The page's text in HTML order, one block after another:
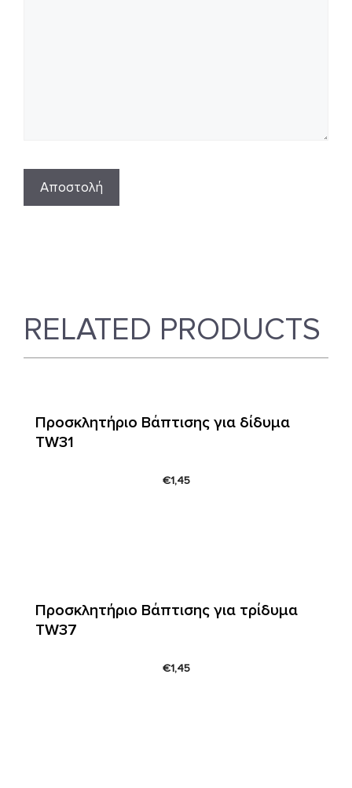
RELATED PRODUCTS
Προσκλητήριο Βάπτισης για δίδυμα
TW31
€1,45
Προσκλητήριο Βάπτισης για τρίδυμα
TW37
€1,45